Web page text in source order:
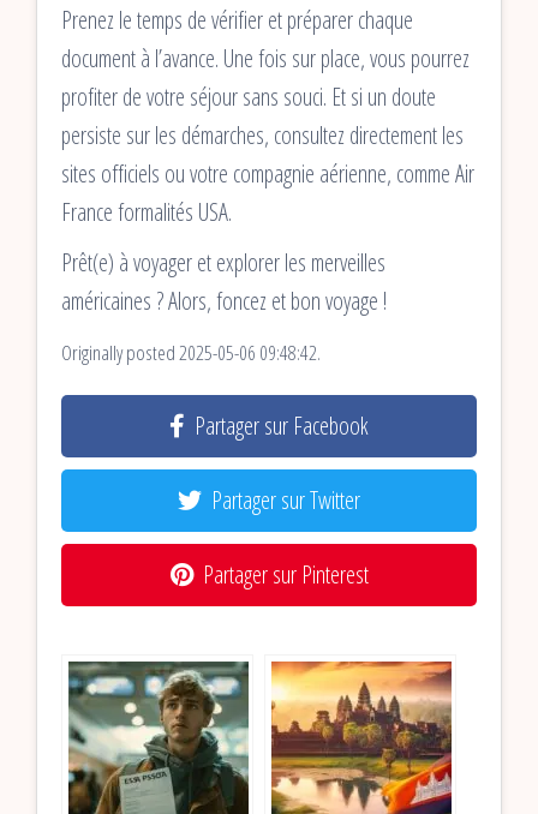
Prenez le temps de vérifier et préparer chaque
document à l’avance. Une fois sur place, vous pourrez
profiter de votre séjour sans souci. Et si un doute
persiste sur les démarches, consultez directement les
sites officiels ou votre compagnie aérienne, comme Air
France formalités USA.
Prêt(e) à voyager et explorer les merveilles
américaines ? Alors, foncez et bon voyage !
Originally posted 2025-05-06 09:48:42.
Partager sur Facebook
Partager sur Twitter
Partager sur Pinterest